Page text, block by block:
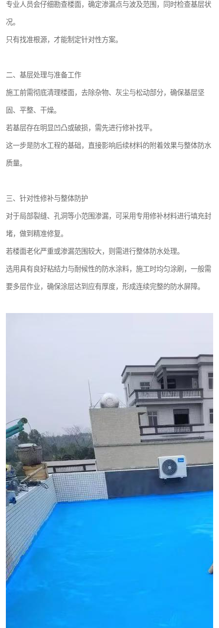
专业人员会仔细勘查楼面，确定渗漏点与波及范围，同时检查基层状
况。
只有找准根源，才能制定针对性方案。
二、基层处理与准备工作
施工前需彻底清理楼面，去除杂物、灰尘与松动部分，确保基层坚
固、平整、干燥。
若基层存在明显凹凸或破损，需先进行修补找平。
这一步是防水工程的基础，直接影响后续材料的附着效果与整体防水
质量。
三、针对性修补与整体防护
对于局部裂缝、孔洞等小范围渗漏，可采用专用修补材料进行填充封
堵，做到精准修复。
若楼面老化严重或渗漏范围较大，则需进行整体防水处理。
选用具有良好粘结力与耐候性的防水涂料，施工时均匀涂刷，一般需
要多层作业，确保涂层达到应有厚度，形成连续完整的防水屏障。